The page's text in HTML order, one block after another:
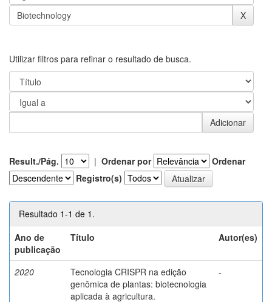
Utilizar filtros para refinar o resultado de busca.
Result./Pág. | Ordenar por
Ordenar
Registro(s)
Resultado 1-1 de 1.
Ano de
publicação
Título Autor(es)
2020
Tecnologia CRISPR na edição
genômica de plantas: biotecnologia
aplicada à agricultura.
-